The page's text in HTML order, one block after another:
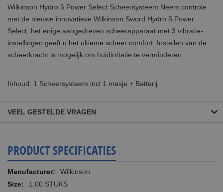
Wilkinson Hydro 5 Power Select Scheersysteem Neem controle
met de nieuwe innovatieve Wilkinson Sword Hydro 5 Power
Select, het enige aangedreven scheerapparaat met 3 vibratie-
instellingen geeft u het ultieme scheer comfort. Instellen van de
scheerkracht is mogelijk om huidirritatie te verminderen.
Inhoud: 1 Scheersysteem incl 1 mesje + Batterij
VEEL GESTELDE VRAGEN
PRODUCT SPECIFICATIES
Meer
informatie
Wilkinson
1.00 STUKS